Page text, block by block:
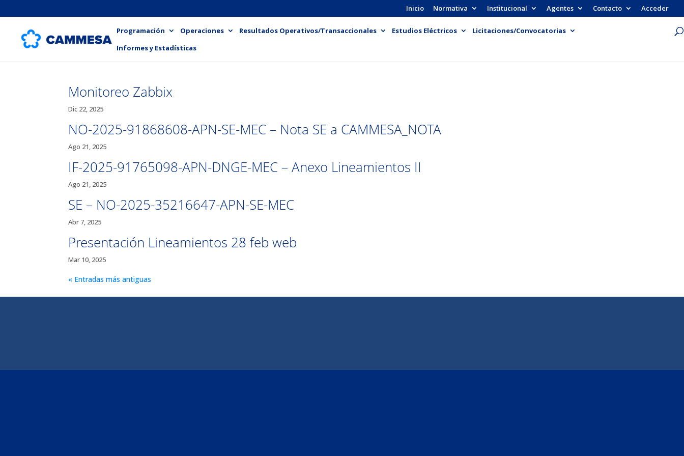
Inicio Normativa Institucional Agentes Contacto Acceder
Programación Operaciones Resultados Operativos/Transaccionales Estudios Eléctricos
Licitaciones/Convocatorias
Informes y Estadísticas
Monitoreo Zabbix
Dic 22, 2025
NO-2025-91868608-APN-SE-MEC – Nota SE a CAMMESA_NOTA
Ago 21, 2025
IF-2025-91765098-APN-DNGE-MEC – Anexo Lineamientos II
Ago 21, 2025
SE – NO-2025-35216647-APN-SE-MEC
Abr 7, 2025
Presentación Lineamientos 28 feb web
Mar 10, 2025
« Entradas más antiguas